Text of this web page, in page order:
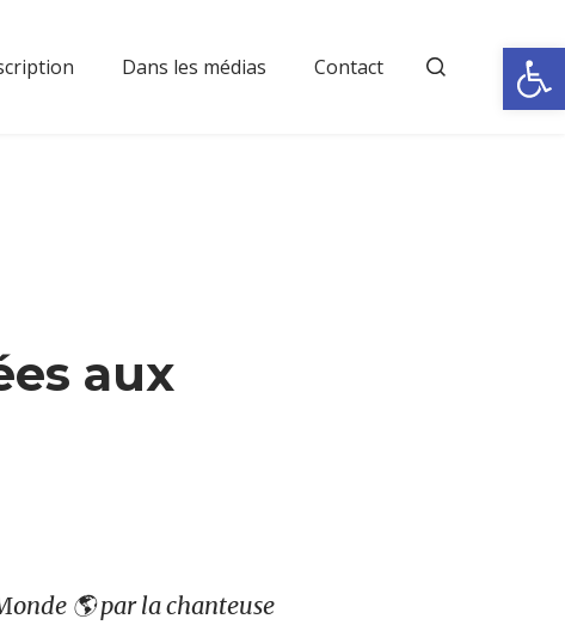
Ouvrir
Dans les médias Contact
aux
🌎 par la chanteuse